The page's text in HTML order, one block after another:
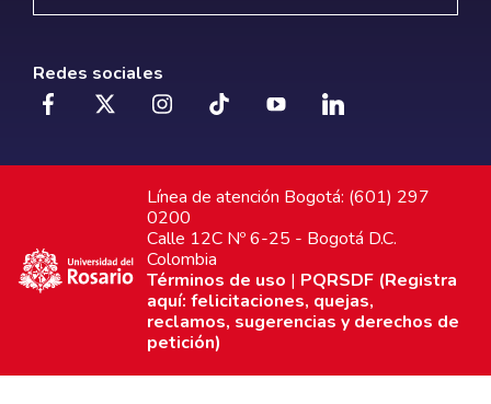
Redes sociales
Línea de atención Bogotá: (601) 297
0200
Calle 12C Nº 6-25 - Bogotá D.C.
Colombia
Términos de uso | PQRSDF (Registra
aquí: felicitaciones, quejas,
reclamos, sugerencias y derechos de
petición)